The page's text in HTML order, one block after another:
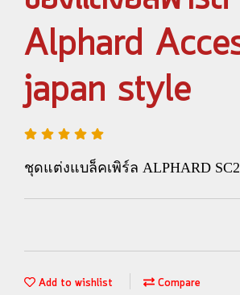
Alphard
japan style
ชุดแต่งแบล็คเพิร์ล ALPHARD
Add to wishlist Compare